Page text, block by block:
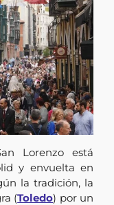
Lorenzo está
y envuelta en
la tradición, la
(Toledo) por un